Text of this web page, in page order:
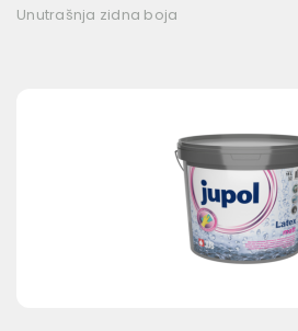
Unutrašnja zidna boja